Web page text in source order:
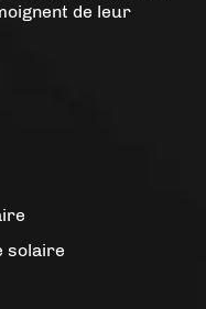
de leur
solaire